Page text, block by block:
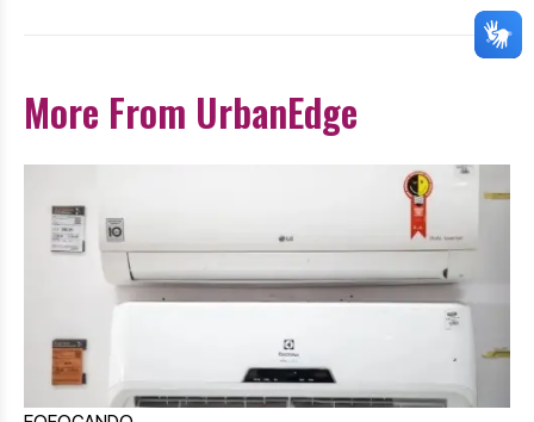
More From UrbanEdge